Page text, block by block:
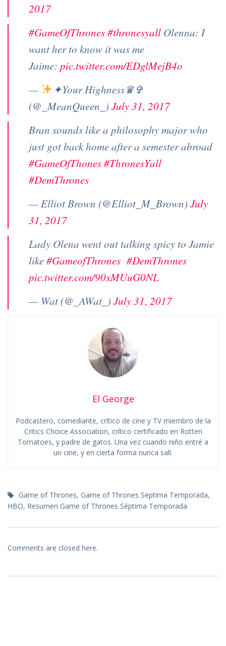
2017
#GameOfThrones#thronesyall Olenna: I
want her to know it was me
Jaime: pic.twitter.com/EDglMejB4o
—
✦Your Highness♛✞
(@_MeanQueen_) July 31, 2017
Bran sounds like a philosophy major who
just got back home after a semester abroad
#GameOfThones#ThronesYall
#DemThrones
— Elliot Brown (@Elliot_M_Brown) July
31, 2017
Lady Olena went out talking spicy to Jamie
like#GameofThrones #DemThrones
pic.twitter.com/90xMUuG0NL
— Wat (@_AWat_) July 31, 2017
El George
Podcastero, comediante, crítico de cine y TV miembro de la
Critics Choice Association, crítico certificado en Rotten
Tomatoes, y padre de gatos. Una vez cuando niño entré a
un cine, y en cierta forma nunca salí.
Game of Thrones, Game of Thrones Septima Temporada,
HBO, Resumen Game of Thrones Séptima Temporada
Comments are closed here.